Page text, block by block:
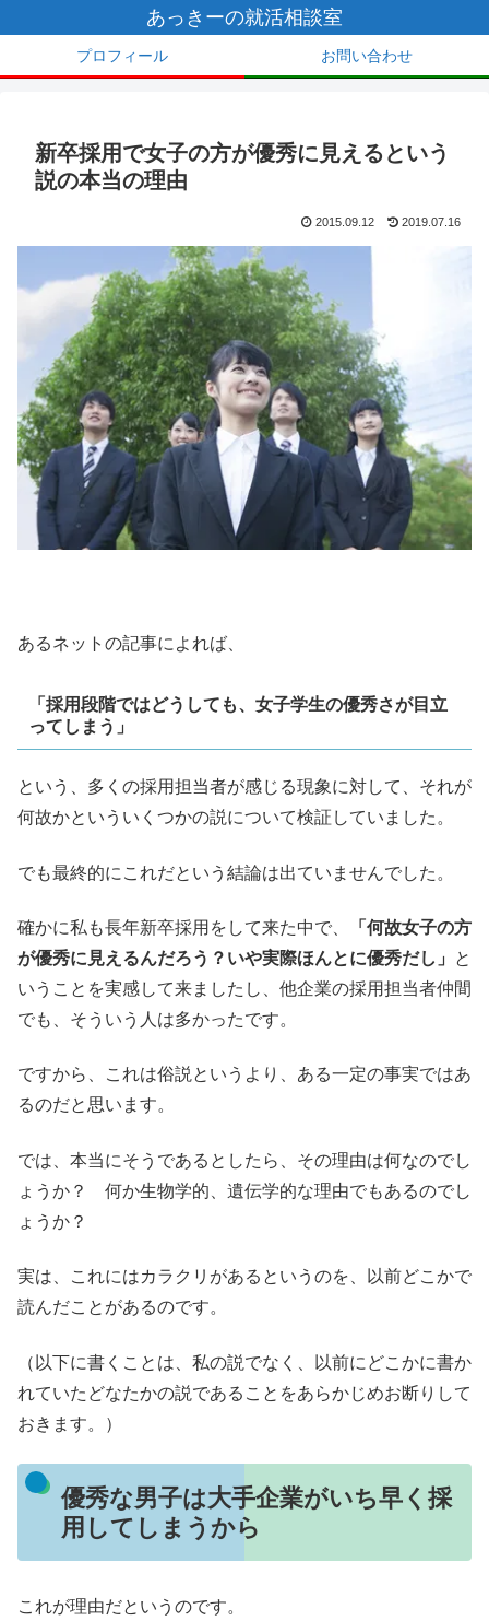
あっきーの就活相談室
プロフィール お問い合わせ
新卒採用で女子の方が優秀に見えるという
説の本当の理由
2015.09.12 2019.07.16
あるネットの記事によれば、
「採用段階ではどうしても、女子学生の優秀さが目立
ってしまう」
という、多くの採用担当者が感じる現象に対して、それが
何故かといういくつかの説について検証していました。
でも最終的にこれだという結論は出ていませんでした。
確かに私も長年新卒採用をして来た中で、
「何故女子の方
が優秀に見えるんだろう？いや実際ほんとに優秀だし」
と
いうことを実感して来ましたし、他企業の採用担当者仲間
でも、そういう人は多かったです。
ですから、これは俗説というより、ある一定の事実ではあ
るのだと思います。
では、本当にそうであるとしたら、その理由は何なのでし
ょうか？ 何か生物学的、遺伝学的な理由でもあるのでし
ょうか？
実は、これにはカラクリがあるというのを、以前どこかで
読んだことがあるのです。
（以下に書くことは、私の説でなく、以前にどこかに書か
れていたどなたかの説であることをあらかじめお断りして
おきます。）
優秀な男子は大手企業がいち早く採
用してしまうから
これが理由だというのです。